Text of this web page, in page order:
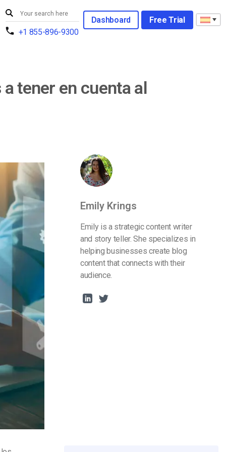
+1 855-896-9300
Dashboard Free Trial
tener en cuenta al
Emily Krings
Emily is a strategic content writer
and story teller. She specializes in
helping businesses create blog
content that connects with their
audience.